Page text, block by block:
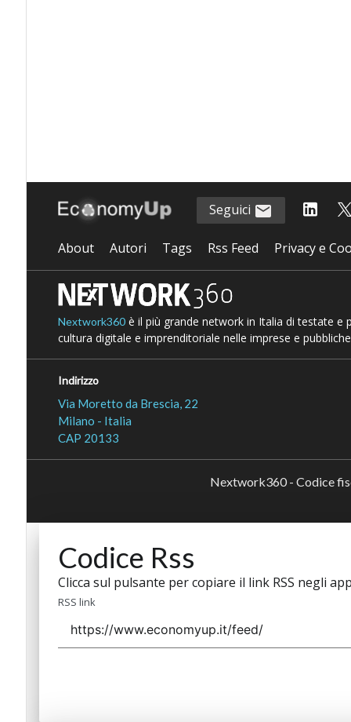
Seguici
About Autori Tags Rss Feed Privacy e
Nextwork360è il più grande network in Italia di testate e
cultura digitale e imprenditoriale nelle imprese e
Indirizzo
Via Moretto da Brescia, 22
Milano - Italia
CAP 20133
Nextwork360 - Codice
Codice Rss
Clicca sul pulsante per copiare il link RSS negli
RSS link